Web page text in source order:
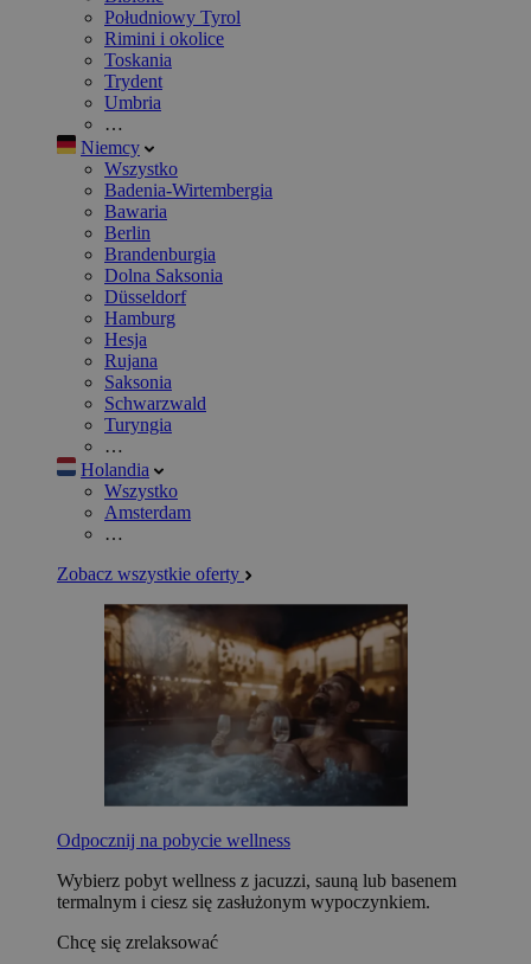
Południowy Tyrol
Rimini i okolice
Toskania
Trydent
Umbria
…
Niemcy
Wszystko
Badenia-Wirtembergia
Bawaria
Berlin
Brandenburgia
Dolna Saksonia
Düsseldorf
Hamburg
Hesja
Rujana
Saksonia
Schwarzwald
Turyngia
…
Holandia
Wszystko
Amsterdam
…
Zobacz wszystkie oferty
Odpocznij na pobycie wellness
Wybierz pobyt wellness z jacuzzi, sauną lub basenem
termalnym i ciesz się zasłużonym wypoczynkiem.
Chcę się zrelaksować